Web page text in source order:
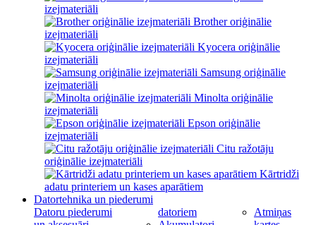
izejmateriāli
Brother oriģinālie
izejmateriāli
Kyocera oriģinālie
izejmateriāli
Samsung oriģinālie
izejmateriāli
Minolta oriģinālie
izejmateriāli
Epson oriģinālie
izejmateriāli
Citu ražotāju
oriģinālie izejmateriāli
Kārtridži
adatu printeriem un kases aparātiem
Datortehnika un piederumi
Datoru piederumi
datoriem
Atmiņas